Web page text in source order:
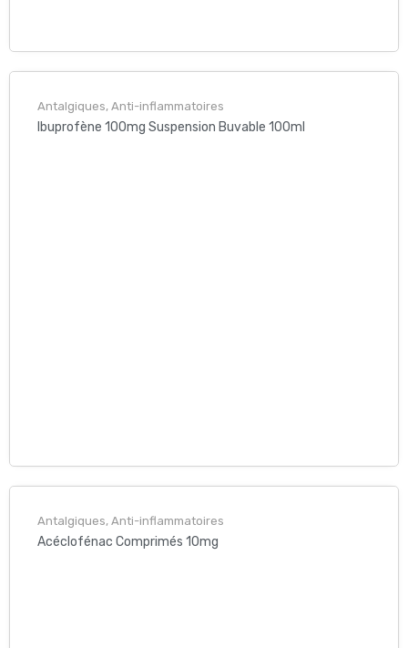
Antalgiques, Anti-inflammatoires
Ibuprofène 100mg Suspension Buvable 100ml
Antalgiques, Anti-inflammatoires
Acéclofénac Comprimés 10mg